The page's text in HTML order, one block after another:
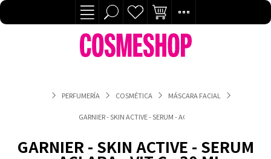
PERFUMERÍA COSMÉTICA MÁSCARA FACIAL
GARNIER - SKIN ACTIVE - SERUM - ACLARA - VIT C - 30 ML
GARNIER - SKIN ACTIVE - SERUM